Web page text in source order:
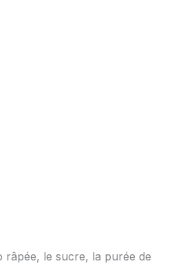
le sucre, la purée de